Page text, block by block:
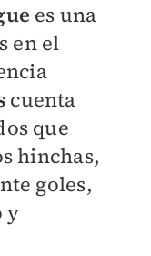
es una
en el
cuenta
que
hinchas,
goles,
y